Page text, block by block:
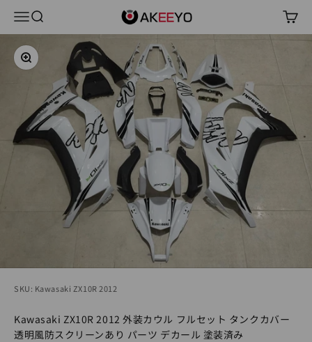
コンテンツへスキップ
メニュー
検索 AKEEYO Japan カート
ズームイン
SKU: Kawasaki ZX10R 2012
Kawasaki ZX10R 2012 外装カウル フルセット タンクカバー
透明風防スクリーンあり パーツ デカール 塗装済み